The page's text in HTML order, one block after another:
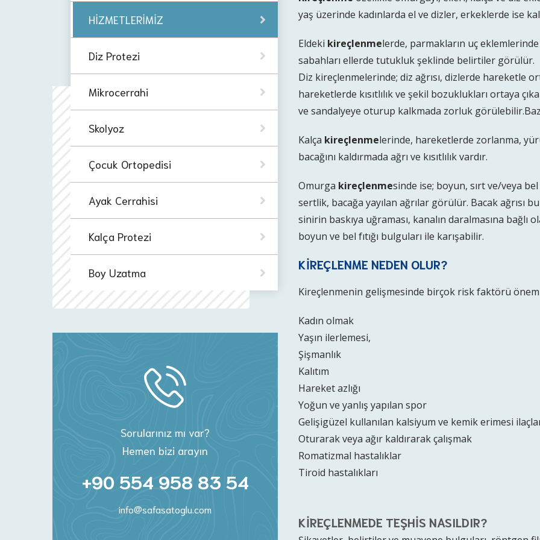
HİZMETLERİMİZ
Diz Protezi
Mikrocerrahi
Skolyoz
Çocuk Ortopedisi
Ayak Cerrahisi
Kalça Protezi
Boy Uzatma
Sorularınız mı var?
Hemen bizi arayın
+90 554 958 83 54
info@safasatoglu.com
yaş üzerinde kadınlarda el ve dizler, erkeklerde ise
Eldeki kireçlenmelerde, parmakların uç eklemlerinde
sabahları ellerde tutukluk şeklinde belirtiler görülür.
Diz kireçlenmelerinde; diz ağrısı, dizlerde hareketle
hareketlerde kısıtlılık ve şekil bozuklukları ortaya
ve sandalyeye oturup kalkmada zorluk
Kalça kireçlenmelerinde, hareketlerde zorlanma,
bacağını kaldırmada ağrı ve kısıtlılık vardır.
Omurga kireçlenmesinde ise; boyun, sırt ve/veya
sertlik, bacağa yayılan ağrılar görülür. Bacak ağrısı
sinirin baskıya uğraması, kanalın daralmasına bağlı
boyun ve bel fıtığı bulguları ile karışabilir.
KİREÇLENME NEDEN OLUR?
Kireçlenmenin gelişmesinde birçok risk faktörü
Kadın olmak
Yaşın ilerlemesi,
Şişmanlık
Kalıtım
Hareket azlığı
Yoğun ve yanlış yapılan spor
Gelişigüzel kullanılan kalsiyum ve kemik erimesi
Oturarak veya ağır kaldırarak çalışmak
Romatizmal hastalıklar
Tiroid hastalıkları
KİREÇLENMEDE TEŞHİS NASILDIR?